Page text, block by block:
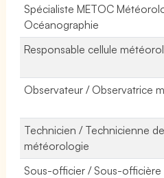
Spécialiste METOC
Océanographie
Responsable cellule
Observateur / Observatrice
Technicien / Technicienne
météorologie
Sous-officier / Sous-officière